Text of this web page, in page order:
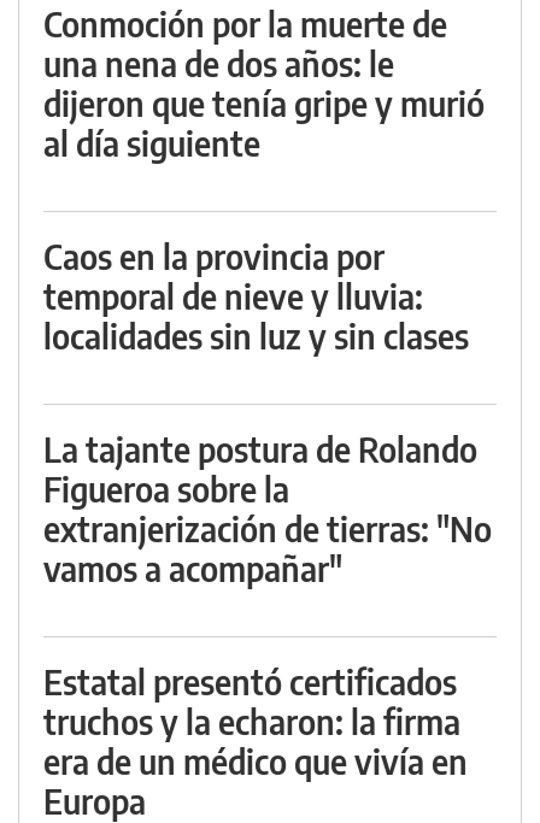
Conmoción por la muerte de
una nena de dos años: le
dijeron que tenía gripe y murió
al día siguiente
Caos en la provincia por
temporal de nieve y lluvia:
localidades sin luz y sin clases
La tajante postura de Rolando
Figueroa sobre la
extranjerización de tierras: "No
vamos a acompañar"
Estatal presentó certificados
truchos y la echaron: la firma
era de un médico que vivía en
Europa